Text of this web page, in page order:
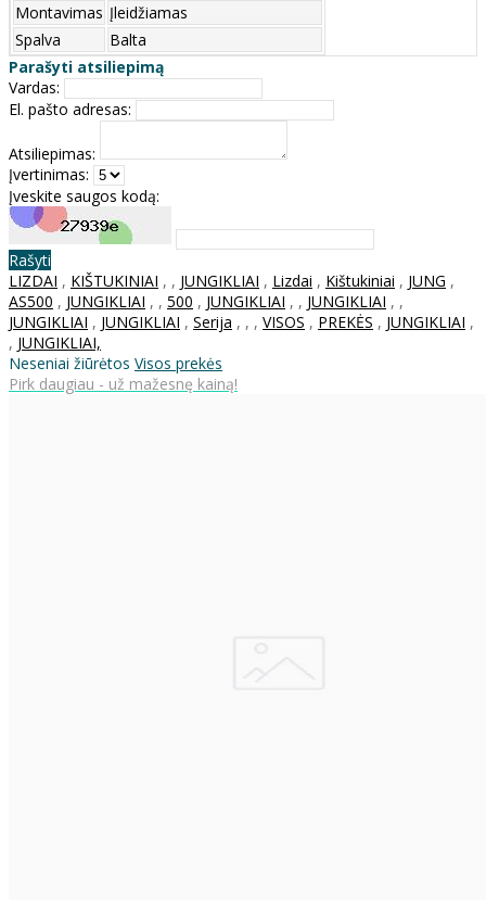
Montavimas Įleidžiamas
Spalva
Balta
Parašyti atsiliepimą
Vardas:
El. pašto adresas:
Atsiliepimas:
Įvertinimas:
Įveskite saugos kodą:
Rašyti
LIZDAI , KIŠTUKINIAI , , JUNGIKLIAI , Lizdai , Kištukiniai , JUNG ,
AS500 , JUNGIKLIAI , , 500 , JUNGIKLIAI , , JUNGIKLIAI , ,
JUNGIKLIAI , JUNGIKLIAI , Serija , , , VISOS , PREKĖS , JUNGIKLIAI ,
, JUNGIKLIAI,
Neseniai žiūrėtos Visos prekės
Pirk daugiau - už mažesnę kainą!